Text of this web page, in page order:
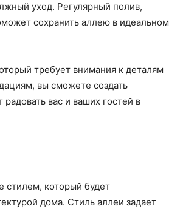
уход. Регулярный полив,
сохранить аллею в идеальном
требует внимания к деталям
вы сможете создать
вас и ваших гостей в
стилем, который будет
дома. Стиль аллеи задает